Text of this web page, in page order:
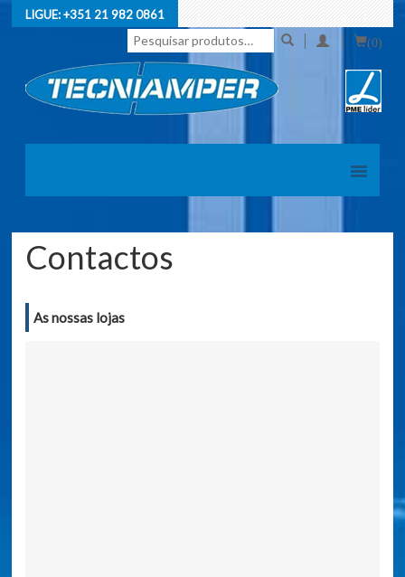
LIGUE:+351 21 982 0861
Pesquisar
por:
(0)
Contactos
As nossas lojas